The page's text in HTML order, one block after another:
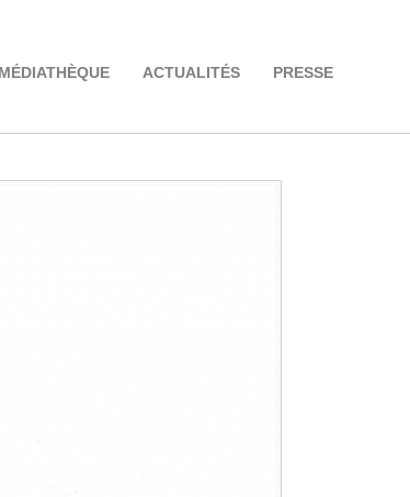
MÉDIATHÈQUE ACTUALITÉS PRESSE